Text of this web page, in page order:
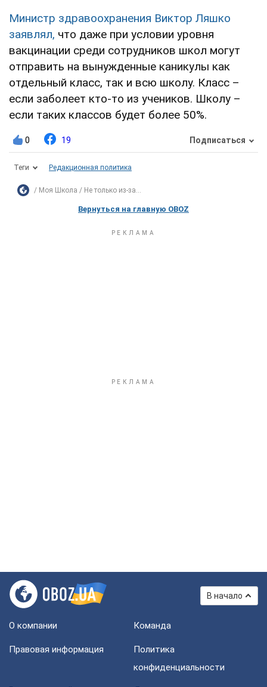
Министр здравоохранения Виктор Ляшко
заявлял, что даже при условии уровня
вакцинации среди сотрудников школ могут
отправить на вынужденные каникулы как
отдельный класс, так и всю школу. Класс –
если заболеет кто-то из учеников. Школу –
если таких классов будет более 50%.
0 19 Подписаться
Теги Редакционная политика
Моя Школа Не только из-за...
Вернуться на главную OBOZ
В начало
О компании Команда
Правовая информация
Политика
конфиденциальности